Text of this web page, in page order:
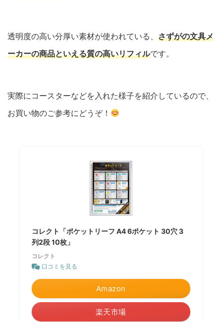
透明度の高い分厚い素材が使われている、 さずがの文具メ
ーカーの商品といえる質の高いリフィルです。
実際にコースターなどを入れた様子を紹介しているので、
お買い物のご参考にどうぞ！
コレクト「ポケットリーフ A4 6ポケット 30穴 3
列2段 10枚」
コレクト
口コミを見る
Amazon
楽天市場